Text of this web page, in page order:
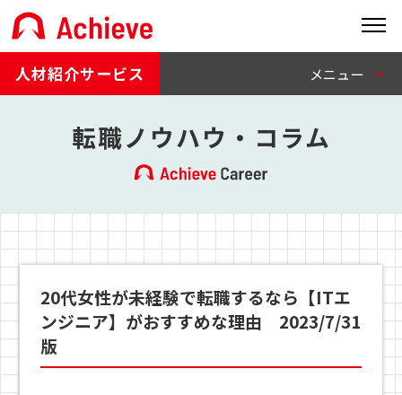
人材紹介サービス
転職ノウハウ・コラム
20代女性が未経験で転職するなら【ITエ
ンジニア】がおすすめな理由 2023/7/31
版